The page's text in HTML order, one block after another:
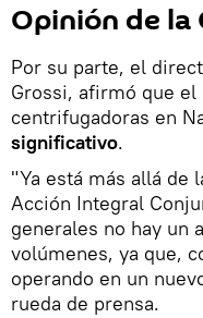
Opinión de la
Por su parte, el
Grossi, afirmó que
centrifugadoras en
significativo.
"Ya está más allá de
Acción Integral
generales no hay un
volúmenes, ya que,
operando en un
rueda de prensa.